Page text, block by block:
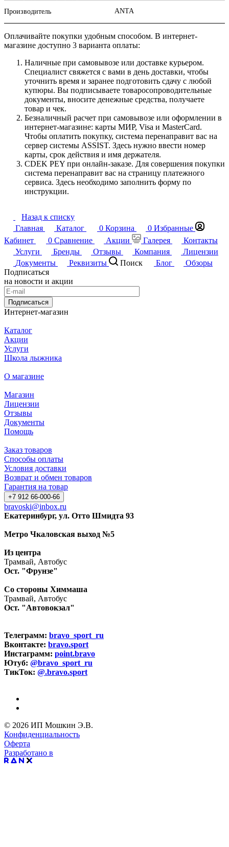
Производитель ANTA
Оплачивайте покупки удобным способом. В интернет-
магазине доступно 3 варианта оплаты:
Наличные при самовывозе или доставке курьером.
Специалист свяжется с вами в день доставки, чтобы
уточнить время и заранее подготовить сдачу с любой
купюры. Вы подписываете товаросопроводительные
документы, вносите денежные средства, получаете
товар и чек.
Безналичный расчет при самовывозе или оформлении в
интернет-магазине: карты МИР, Visa и MasterCard.
Чтобы оплатить покупку, система перенаправит вас на
сервер системы ASSIST. Здесь нужно ввести номер
карты, срок действия и имя держателя.
CDEK PEY при онлайн-заказе. Для совершения покупки
система перенаправит вас на страницу платежного
сервиса. Здесь необходимо заполнить форму по
инструкции.
Назад к списку
Главная
Каталог 0 Корзина 0 Избранные
Кабинет
0 Сравнение Акции Галерея
Контакты
Услуги
Бренды Отзывы Компания
Лицензии
Документы
Реквизиты Поиск Блог
Обзоры
Подписаться
на новости и акции
Подписаться
Интернет-магазин
Каталог
Акции
Услуги
Школа лыжника
О магазине
Магазин
Лицензии
Отзывы
Документы
Помощь
Заказ товаров
Способы оплаты
Условия доставки
Возврат и обмен товаров
Гарантия на товар
+7 912 66-000-66
bravoski@inbox.ru
Екатеринбург, ул. Отто Шмидта 93
Метро Чкаловская выход №5
Из центра
Трамвай, Автобус
Ост. "Фрунзе"
Со стороны Химмаша
Трамвай, Автобус
Ост. "Автовокзал"
Телеграмм: bravo_sport_ru
Вконтакте: bravo.sport
Инстаграмм: point.bravo
Ютуб: @bravo_sport_ru
ТикТок: @.bravo.sport
© 2026 ИП Мошкин Э.В.
Конфиденциальность
Оферта
Разработано в